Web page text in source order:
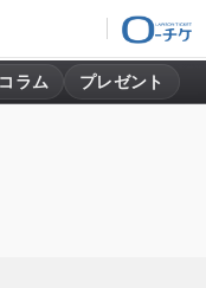
コラム プレゼント